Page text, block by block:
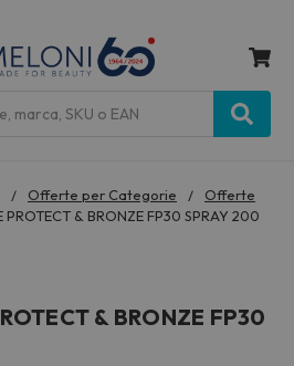
Offerte per Categorie
Offerte
PROTECT & BRONZE FP30 SPRAY 200
& BRONZE FP30